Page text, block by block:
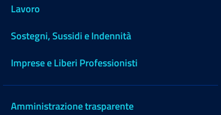
Lavoro
Sostegni, Sussidi e Indennità
Imprese e Liberi Professionisti
Amministrazione trasparente